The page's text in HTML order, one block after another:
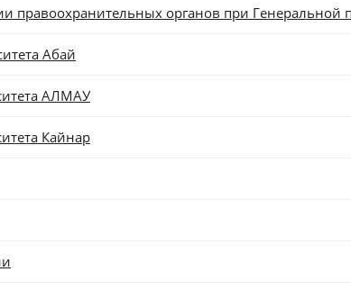
правоохранительных органов при Генеральной
Абай
АЛМАУ
Кайнар